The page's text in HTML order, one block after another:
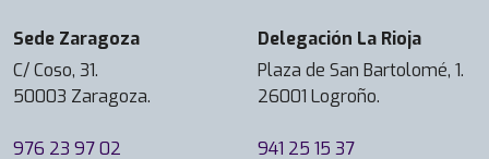
Sede Zaragoza
C/ Coso, 31.
50003 Zaragoza.
976 23 97 02
Delegación La Rioja
Plaza de San Bartolomé, 1.
26001 Logroño.
941 25 15 37